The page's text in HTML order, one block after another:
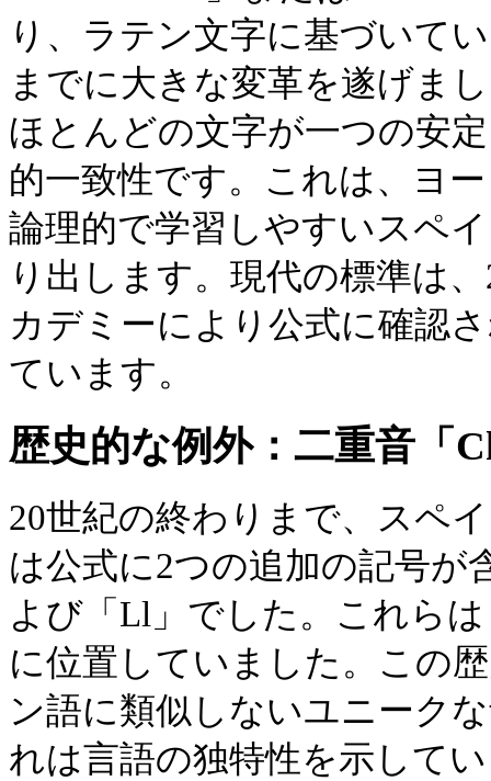
り、ラテン文字に基づいて
までに大きな変革を遂げま
ほとんどの文字が一つの安
的一致性です。これは、ヨ
論理的で学習しやすいスペ
り出します。現代の標準は
カデミーにより公式に確認
ています。
歴史的な例外：二重音「
20世紀の終わりまで、スペ
は公式に2つの追加の記号が
よび「Ll」でした。これら
に位置していました。この
ン語に類似しないユニーク
れは言語の独特性を示して